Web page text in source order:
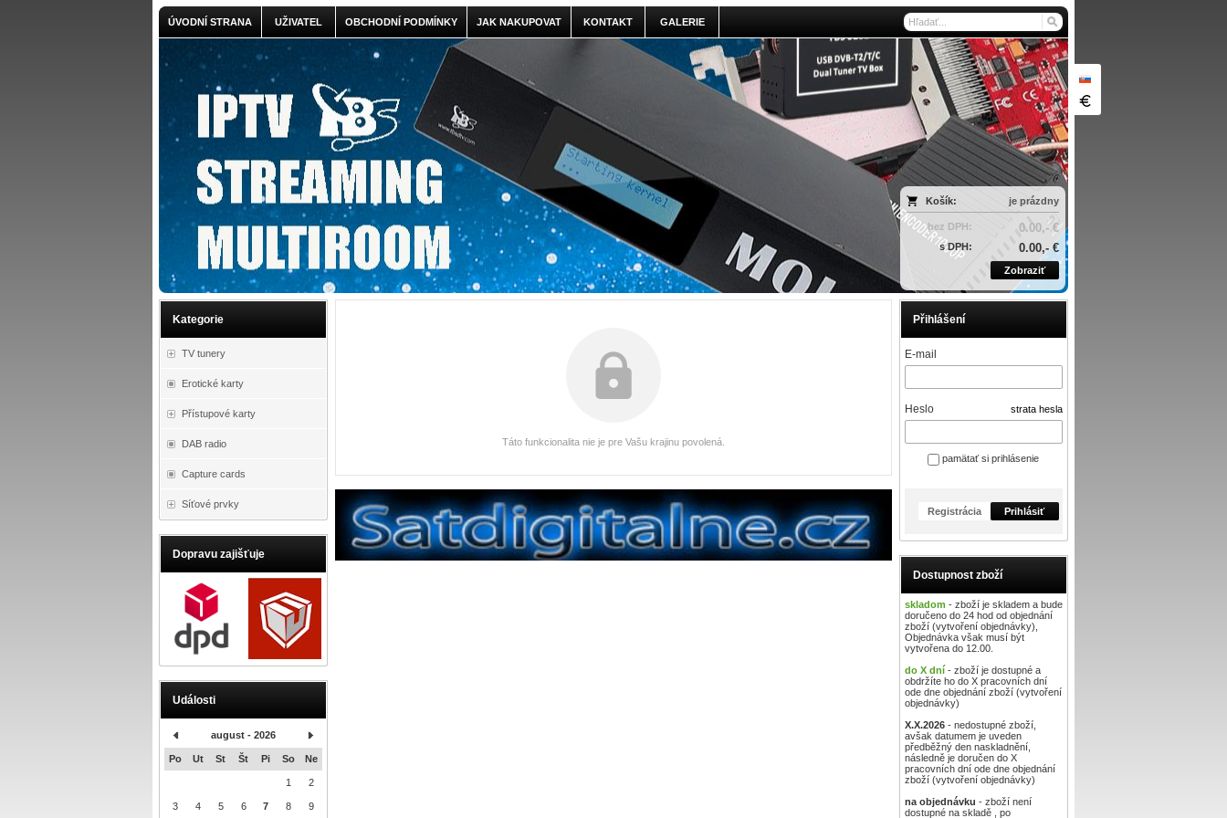
ÚVODNÍ STRANA UŽIVATEL OBCHODNÍ PODMÍNKY JAK NAKUPOVAT KONTAKT GALERIE
Košík: je prázdny
bez DPH: 0.00,- €
s DPH: 0.00,- €
Zobraziť
Kategorie
TV tunery
Erotické karty
Přístupové karty
DAB radio
Capture cards
Síťové prvky
Dopravu zajišťuje
Události
august - 2026
Po Ut St Št Pi So Ne
1 2
3 4 5 6 7 8 9
Přihlášení
E-mail
Heslo strata hesla
pamätať si prihlásenie
Registrácia Prihlásiť
Dostupnost zboží
skladom - zboží je skladem a bude
doručeno do 24 hod od objednání
zboží (vytvoření objednávky),
Objednávka však musí být
vytvořena do 12.00.
do X dní- zboží je dostupné a
obdržíte ho do X pracovních dní
ode dne objednání zboží (vytvoření
objednávky)
X.X.2026- nedostupné zboží,
avšak datumem je uveden
předběžný den naskladnění,
následně je doručen do X
pracovních dní ode dne objednání
zboží (vytvoření objednávky)
na objednávku - zboží není
dostupné na skladě , po
Táto funkcionalita nie je pre Vašu krajinu povolená.